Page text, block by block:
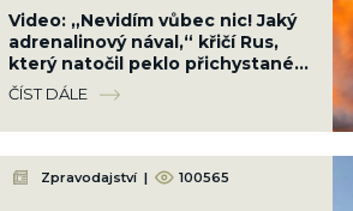
Video: „Nevidím vůbec nic! Jaký
adrenalinový nával,“ křičí Rus,
který natočil peklo přichystané
Ukrajinci cestou na Krym
ČÍST DÁLE
Zpravodajství | 100565